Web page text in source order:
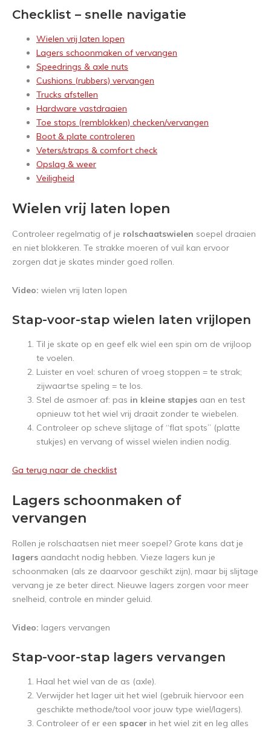
Checklist – snelle navigatie
Wielen vrij laten lopen
Lagers schoonmaken of vervangen
Speedrings & axle nuts
Cushions (rubbers) vervangen
Trucks afstellen
Hardware vastdraaien
Toe stops (remblokken) checken/vervangen
Boot & plate controleren
Veters/straps & comfort check
Opslag & weer
Veiligheid
Wielen vrij laten lopen
Controleer regelmatig of je rolschaatswielen soepel draaien
en niet blokkeren. Te strakke moeren of vuil kan ervoor
zorgen dat je skates minder goed rollen.
Video: wielen vrij laten lopen
Stap-voor-stap wielen laten vrijlopen
Til je skate op en geef elk wiel een spin om de vrijloop
te voelen.
Luister en voel: schuren of vroeg stoppen = te strak;
zijwaartse speling = te los.
Stel de asmoer af: pas in kleine stapjes aan en test
opnieuw tot het wiel vrij draait zonder te wiebelen.
Controleer op scheve slijtage of “flat spots” (platte
stukjes) en vervang of wissel wielen indien nodig.
Ga terug naar de checklist
Lagers schoonmaken of
vervangen
Rollen je rolschaatsen niet meer soepel? Grote kans dat je
lagers aandacht nodig hebben. Vieze lagers kun je
schoonmaken (als ze daarvoor geschikt zijn), maar bij slijtage
vervang je ze beter direct. Nieuwe lagers zorgen voor meer
snelheid, controle en minder geluid.
Video: lagers vervangen
Stap-voor-stap lagers vervangen
Haal het wiel van de as (axle).
Verwijder het lager uit het wiel (gebruik hiervoor een
geschikte methode/tool voor jouw type wiel/lagers).
Controleer of er een spacer in het wiel zit en leg alles